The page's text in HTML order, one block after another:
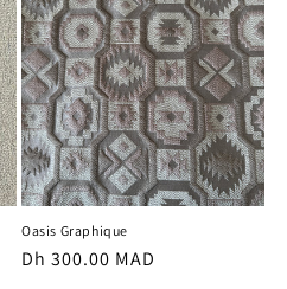
Oasis Graphique
Prix
Dh 300.00 MAD